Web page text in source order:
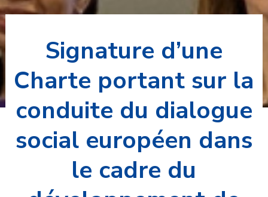
Signature d’une
Charte portant sur la
conduite du dialogue
social européen dans
le cadre du